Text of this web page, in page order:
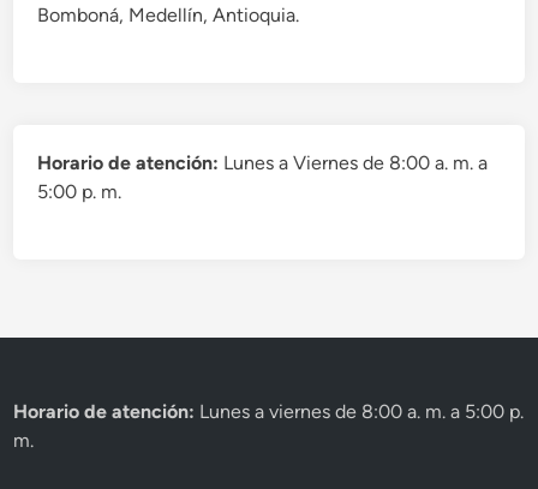
Bomboná, Medellín, Antioquia.
Horario de atención: Lunes a Viernes de 8:00 a. m. a
5:00 p. m.
Horario de atención: Lunes a viernes de 8:00 a. m. a 5:00 p.
m.